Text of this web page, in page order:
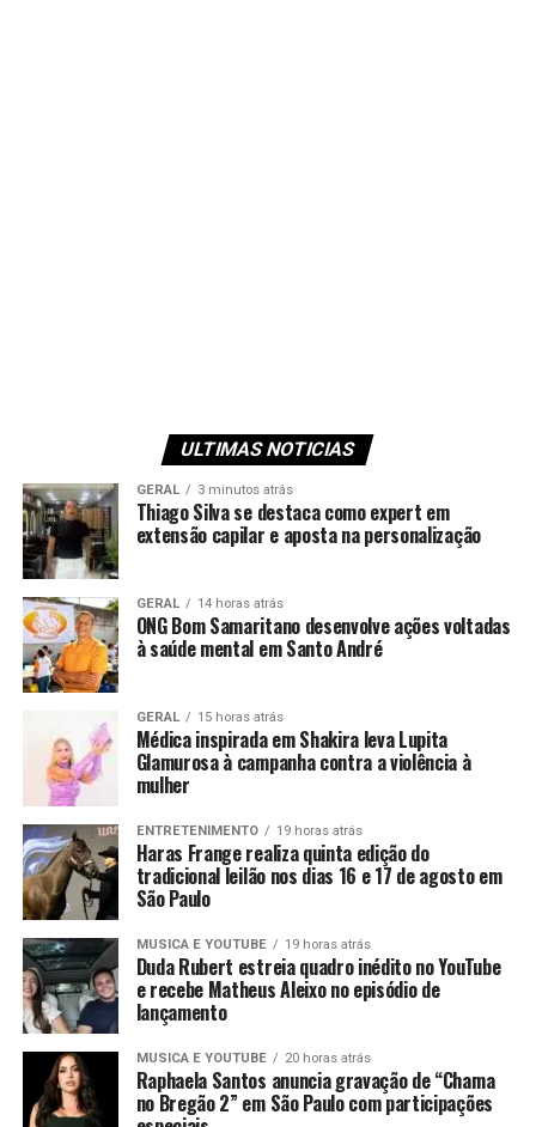
ULTIMAS NOTICIAS
GERAL 3 minutos atrás
Thiago Silva se destaca como expert em
extensão capilar e aposta na personalização
GERAL 14 horas atrás
ONG Bom Samaritano desenvolve ações voltadas
à saúde mental em Santo André
GERAL 15 horas atrás
Médica inspirada em Shakira leva Lupita
Glamurosa à campanha contra a violência à
mulher
ENTRETENIMENTO 19 horas atrás
Haras Frange realiza quinta edição do
tradicional leilão nos dias 16 e 17 de agosto em
São Paulo
MUSICA E YOUTUBE 19 horas atrás
Duda Rubert estreia quadro inédito no YouTube
e recebe Matheus Aleixo no episódio de
lançamento
MUSICA E YOUTUBE 20 horas atrás
Raphaela Santos anuncia gravação de “Chama
no Bregão 2” em São Paulo com participações